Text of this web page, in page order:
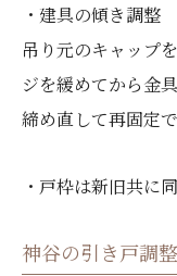
・建具の傾き調整
吊り元のキャップ
ジを緩めてから金
締め直して再固定で
・戸枠は新旧共に
神谷の引き戸調